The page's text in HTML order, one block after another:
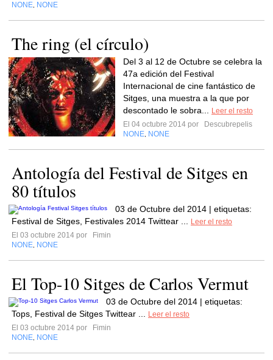
NONE NONE
The ring (el círculo)
Del 3 al 12 de Octubre se celebra la
47a edición del Festival
Internacional de cine fantástico de
Sitges, una muestra a la que por
descontado le sobra...
Leer el resto
El 04 octubre 2014 por
Descubrepelis
NONE NONE
Antología del Festival de Sitges en
80 títulos
03 de Octubre del 2014 | etiquetas:
Festival de Sitges, Festivales 2014 Twittear ...
Leer el resto
El 03 octubre 2014 por
Fimin
NONE NONE
El Top-10 Sitges de Carlos Vermut
03 de Octubre del 2014 | etiquetas:
Tops, Festival de Sitges Twittear ...
Leer el resto
El 03 octubre 2014 por
Fimin
NONE NONE